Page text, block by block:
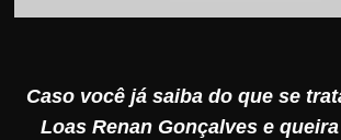
Caso você já saiba do que se
Loas Renan Gonçalves e